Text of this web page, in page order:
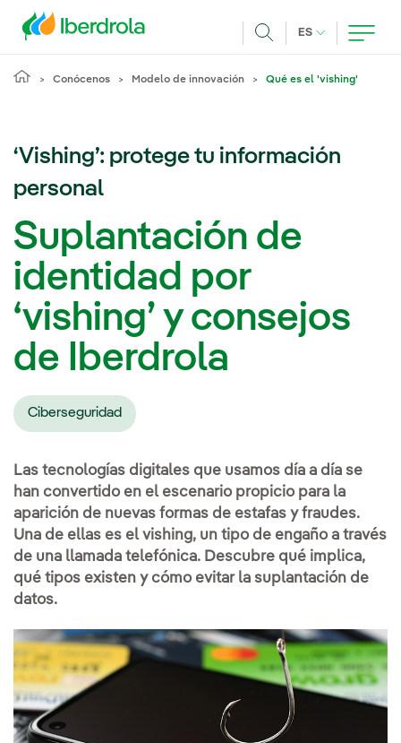
ES IDIOMA
Conócenos Modelo de innovación Qué es el 'vishing'
‘Vishing’: protege tu información
personal
Suplantación de
identidad por
‘vishing’ y consejos
de Iberdrola
Ciberseguridad
Las tecnologías digitales que usamos día a día se
han convertido en el escenario propicio para la
aparición de nuevas formas de estafas y fraudes.
Una de ellas es el vishing, un tipo de engaño a través
de una llamada telefónica. Descubre qué implica,
qué tipos existen y cómo evitar la suplantación de
datos.